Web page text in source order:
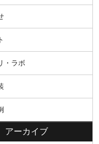
・ラボ
アーカイブ